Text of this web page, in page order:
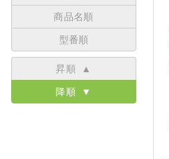
商品名順
型番順
昇順 ▲
降順 ▼